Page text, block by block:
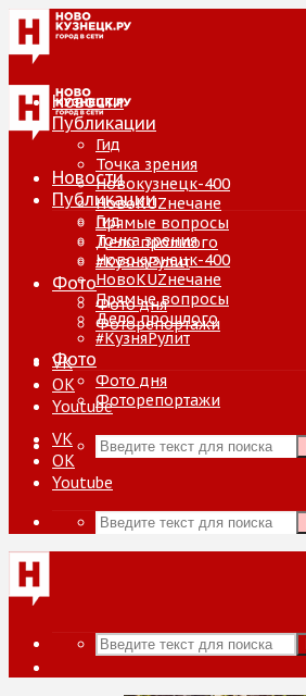
Новости
Публикации
Гид
Точка зрения
Новокузнецк-400
НовоKUZнечане
Прямые вопросы
Дело прошлого
#КузняРулит
Фото
Фото дня
Фоторепортажи
VK
ОК
Youtube
Новости
Публикации
Гид
Точка зрения
Новокузнецк-400
НовоKUZнечане
Прямые вопросы
Дело прошлого
#КузняРулит
Фото
Фото дня
Фоторепортажи
VK
ОК
Youtube